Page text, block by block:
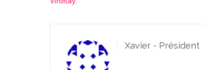
Xavier - Président